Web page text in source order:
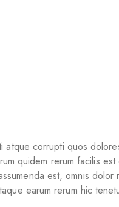
corrupti quos
quidem rerum facilis
est, omnis
earum rerum hic